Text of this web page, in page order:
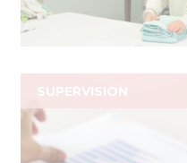
SUPERVISION